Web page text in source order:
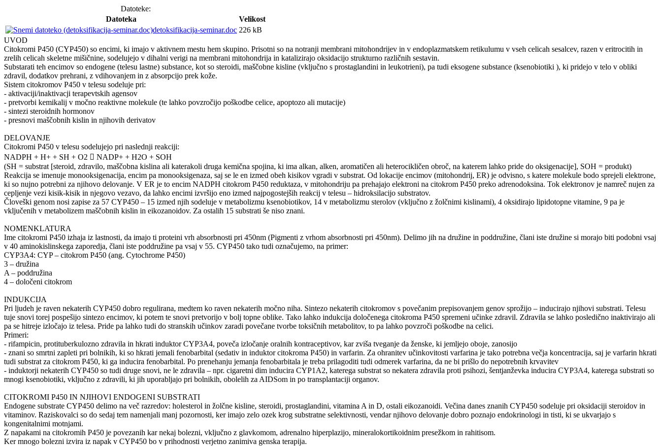
Datoteke:
Datoteka
Velikost
detoksifikacija-seminar.doc 226 kB
UVOD
Citokromi P450 (CYP450) so encimi, ki imajo v aktivnem mestu hem skupino. Prisotni so na notranji membrani mitohondrijev in v endoplazmatskem retikulumu v vseh celicah sesalcev, razen v eritrocitih in
zrelih celicah skeletne mišičnine, sodelujejo v dihalni verigi na membrani mitohondrija in katalizirajo oksidacijo strukturno različnih sestavin.
Substarati teh encimov so endogene (telesu lastne) substance, kot so steroidi, maščobne kisline (vključno s prostaglandini in leukotrieni), pa tudi eksogene substance (ksenobiotiki ), ki pridejo v telo v obliki
zdravil, dodatkov prehrani, z vdihovanjem in z absorpcijo prek kože.
Sistem citokromov P450 v telesu sodeluje pri:
- aktivaciji/inaktivacji terapevtskih agensov
- pretvorbi kemikalij v močno reaktivne molekule (te lahko povzročijo poškodbe celice, apoptozo ali mutacije)
- sintezi steroidnih hormonov
- presnovi maščobnih kislin in njihovih derivatov
DELOVANJE
Citokromi P450 v telesu sodelujejo pri naslednji reakciji:
NADPH + H+ + SH + O2  NADP+ + H2O + SOH
(SH = substrat [steroid, zdravilo, maščobna kislina ali katerakoli druga kemična spojina, ki ima alkan, alken, aromatičen ali heterocikličen obroč, na katerem lahko pride do oksigenacije], SOH = produkt)
Reakcija se imenuje monooksigenacija, encim pa monooksigenaza, saj se le en izmed obeh kisikov vgradi v substrat. Od lokacije encimov (mitohondrij, ER) je odvisno, s katere molekule bodo sprejeli elektrone,
ki so nujno potrebni za njihovo delovanje. V ER je to encim NADPH citokrom P450 reduktaza, v mitohondriju pa prehajajo elektroni na citokrom P450 preko adrenodoksina. Tok elektronov je namreč nujen za
cepljenje vezi kisik-kisik in njegovo vezavo, da lahko encimi izvršijo eno izmed najpogostejših reakcij v telesu – hidroksilacijo substratov.
Človeški genom nosi zapise za 57 CYP450 – 15 izmed njih sodeluje v metabolizmu ksenobiotikov, 14 v metabolizmu sterolov (vključno z žolčnimi kislinami), 4 oksidirajo lipidotopne vitamine, 9 pa je
vključenih v metabolizem maščobnih kislin in eikozanoidov. Za ostalih 15 substrati še niso znani.
NOMENKLATURA
Ime citokromi P450 izhaja iz lastnosti, da imajo ti proteini vrh absorbnosti pri 450nm (Pigmenti z vrhom absorbnosti pri 450nm). Delimo jih na družine in poddružine, člani iste družine si morajo biti podobni vsaj
v 40 aminokislinskega zaporedja, člani iste poddružine pa vsaj v 55. CYP450 tako tudi označujemo, na primer:
CYP3A4: CYP – citokrom P450 (ang. Cytochrome P450)
3 – družina
A – poddružina
4 – določeni citokrom
INDUKCIJA
Pri ljudeh je raven nekaterih CYP450 dobro regulirana, medtem ko raven nekaterih močno niha. Sintezo nekaterih citokromov s povečanim prepisovanjem genov sprožijo – inducirajo njihovi substrati. Telesu
tuje snovi torej pospešijo sintezo encimov, ki potem te snovi pretvorijo v bolj topne oblike. Tako lahko indukcija določenega citokroma P450 spremeni učinke zdravil. Zdravila se lahko posledično inaktivirajo ali
pa se hitreje izločajo iz telesa. Pride pa lahko tudi do stranskih učinkov zaradi povečane tvorbe toksičnih metabolitov, to pa lahko povzroči poškodbe na celici.
Primeri:
- rifampicin, protituberkulozno zdravila in hkrati induktor CYP3A4, poveča izločanje oralnih kontraceptivov, kar zviša tveganje da ženske, ki jemljejo oboje, zanosijo
- znani so smrtni zapleti pri bolnikih, ki so hkrati jemali fenobarbital (sedativ in induktor citokroma P450) in varfarin. Za ohranitev učinkovitosti varfarina je tako potrebna večja koncentracija, saj je varfarin hkrati
tudi substrat za citokrom P450, ki ga inducira fenobarbital. Po prenehanju jemanja fenobarbitala je treba prilagoditi tudi odmerek varfarina, da ne bi prišlo do nepotrebnih krvavitev
- induktorji nekaterih CYP450 so tudi druge snovi, ne le zdravila – npr. cigaretni dim inducira CYP1A2, katerega substrat so nekatera zdravila proti psihozi, šentjanževka inducira CYP3A4, katerega substrati so
mnogi ksenobiotiki, vključno z zdravili, ki jih uporabljajo pri bolnikih, obolelih za AIDSom in po transplantaciji organov.
CITOKROMI P450 IN NJIHOVI ENDOGENI SUBSTRATI
Endogene substrate CYP450 delimo na več razredov: holesterol in žolčne kisline, steroidi, prostaglandini, vitamina A in D, ostali eikozanoidi. Večina danes znanih CYP450 sodeluje pri oksidaciji steroidov in
vitaminov. Raziskovalci so do sedaj tem namenjali manj pozornosti, ker imajo zelo ozek krog substratne selektivnosti, vendar njihovo delovanje dobro poznajo endokrinologi in tisti, ki se ukvarjajo s
kongenitalnimi motnjami.
Z napakami na citokromih P450 je povezanih kar nekaj bolezni, vključno z glavkomom, adrenalno hiperplazijo, mineralokortikoidnim presežkom in rahitisom.
Ker mnogo bolezni izvira iz napak v CYP450 bo v prihodnosti verjetno zanimiva genska terapija.